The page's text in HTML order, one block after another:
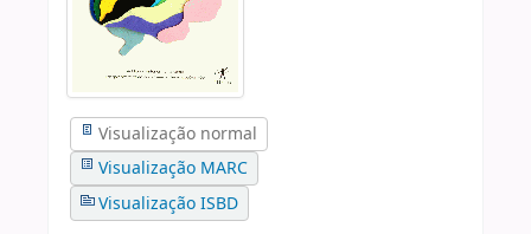
Visualização normal
Visualização MARC
Visualização ISBD